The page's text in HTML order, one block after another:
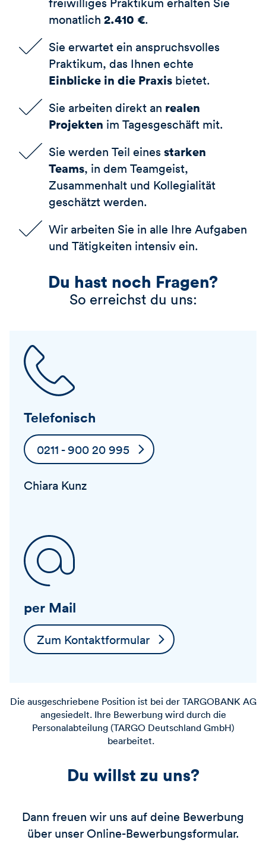
monatlich 2.410 €.
Sie erwartet ein anspruchsvolles
Praktikum, das Ihnen echte
Einblicke in die Praxis bietet.
Sie arbeiten direkt an realen
Projekten im Tagesgeschäft mit.
Sie werden Teil eines starken
Teams, in dem Teamgeist,
Zusammenhalt und Kollegialität
geschätzt werden.
Wir arbeiten Sie in alle Ihre Aufgaben
und Tätigkeiten intensiv ein.
Du hast noch Fragen?
So erreichst du uns:
Telefonisch
0211 - 900 20 995
Chiara Kunz
per Mail
Zum Kontaktformular
Die ausgeschriebene Position ist bei der TARGOBANKAG
angesiedelt. Ihre Bewerbung wird durch die
Personalabteilung (TARGO Deutschland GmbH)
bearbeitet.
Du willst zu uns?
Dann freuen wir uns auf deine Bewerbung
über unser Online-Bewerbungsformular.